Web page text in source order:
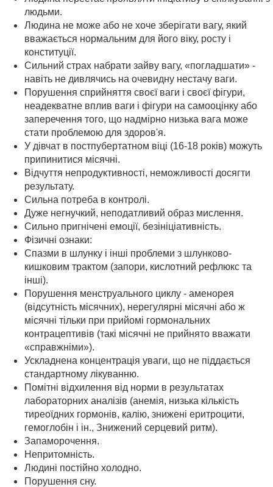
людьми.
Людина не може або не хоче зберігати вагу, який
вважається нормальним для його віку, росту і
конституції.
Сильний страх набрати зайву вагу, «погладшати» -
навіть не дивлячись на очевидну нестачу ваги.
Порушення сприйняття своєї ваги і своєї фігури,
неадекватне вплив ваги і фігури на самооцінку або
заперечення того, що надмірно низька вага може
стати проблемою для здоров'я.
У дівчат в постпубертатном віці (16-18 років) можуть
припинитися місячні.
Відчуття непродуктивності, неможливості досягти
результату.
Сильна потреба в контролі.
Дуже негнучкий, неподатливий образ мислення.
Сильно пригнічені емоції, безініціативність.
Фізичні ознаки:
Спазми в шлунку і інші проблеми з шлунково-
кишковим трактом (запори, кислотний рефлюкс та
інші).
Порушення менструального циклу - аменорея
(відсутність місячних), нерегулярні місячні або ж
місячні тільки при прийомі гормональних
контрацептивів (такі місячні не прийнято вважати
«справжніми»).
Ускладнена концентрація уваги, що не піддається
стандартному лікуванню.
Помітні відхилення від норми в результатах
лабораторних аналізів (анемія, низька кількість
тиреоїдних гормонів, калію, знижені еритроцити,
гемоглобін і ін., Знижений серцевий ритм).
Запаморочення.
Непритомність.
Людині постійно холодно.
Порушення сну.